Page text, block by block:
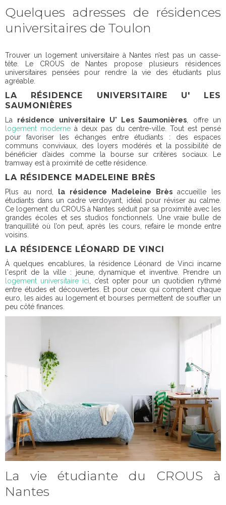
Quelques adresses de résidences
universitaires de Toulon
Trouver un logement universitaire à Nantes n’est pas un casse-
tête. Le CROUS de Nantes propose plusieurs résidences
universitaires pensées pour rendre la vie des étudiants plus
agréable.
LA RÉSIDENCE UNIVERSITAIRE U' LES
SAUMONIÈRES
La résidence universitaire U' Les Saumonières, offre un
logement moderne à deux pas du centre-ville. Tout est pensé
pour favoriser les échanges entre étudiants : des espaces
communs conviviaux, des loyers modérés et la possibilité de
bénéficier d’aides comme la bourse sur critères sociaux. Le
tramway est à proximité de cette résidence.
LA RÉSIDENCE MADELEINE BRÈS
Plus au nord, la résidence Madeleine Brèsaccueille les
étudiants dans un cadre verdoyant, idéal pour réviser au calme.
Ce logement du CROUS à Nantes séduit par sa proximité avec les
grandes écoles et ses studios fonctionnels. Une vraie bulle de
tranquillité où l’on peut, après les cours, refaire le monde entre
voisins.
LA RÉSIDENCE LÉONARD DE VINCI
À quelques encablures, la résidence Léonard de Vinci incarne
l'esprit de la ville : jeune, dynamique et inventive. Prendre un
logement universitaire ici, c’est opter pour un quotidien rythmé
entre études et découvertes. Et pour ceux qui comptent chaque
euro, les aides au logement et bourses permettent de souffler un
peu côté finances.
La vie étudiante du CROUS à
Nantes